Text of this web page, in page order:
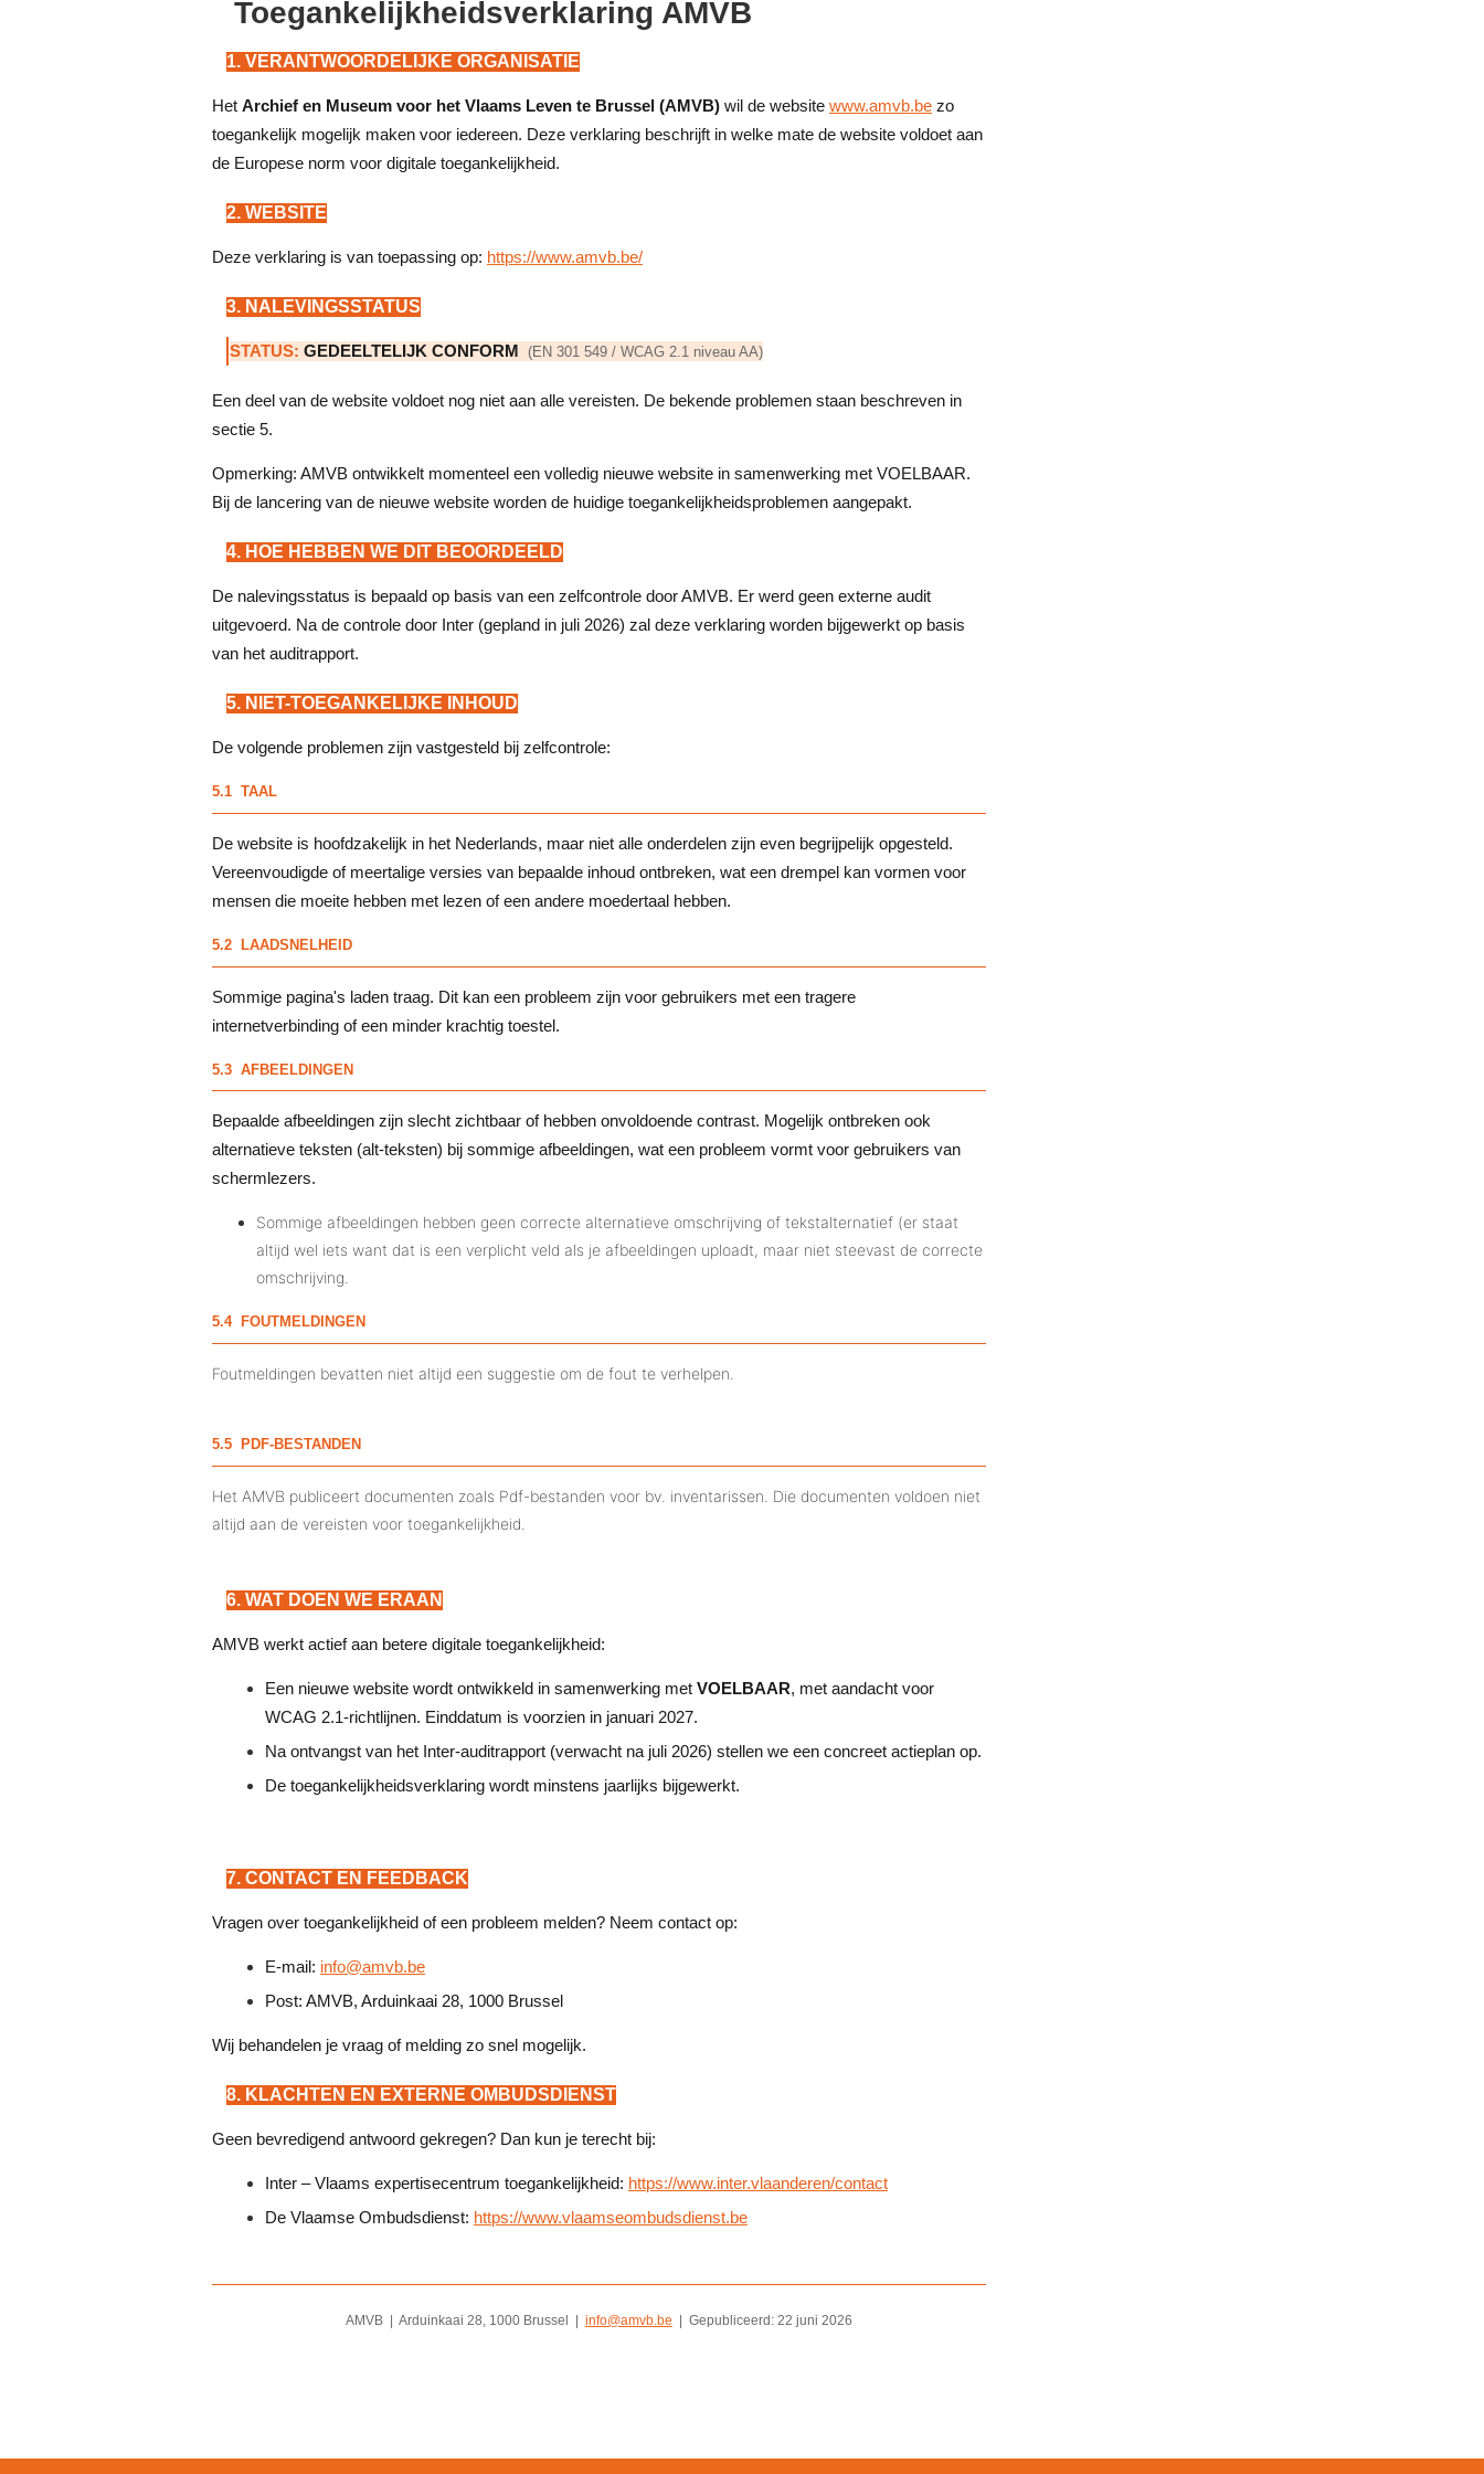
Toegankelijkheidsverklaring AMVB
1. VERANTWOORDELIJKE ORGANISATIE
Het Archief en Museum voor het Vlaams Leven te Brussel (AMVB) wil de website www.amvb.be zo
toegankelijk mogelijk maken voor iedereen. Deze verklaring beschrijft in welke mate de website voldoet aan
de Europese norm voor digitale toegankelijkheid.
2. WEBSITE
Deze verklaring is van toepassing op: https://www.amvb.be/
3. NALEVINGSSTATUS
STATUS:GEDEELTELIJK CONFORM (EN 301 549 / WCAG 2.1 niveau AA)
Een deel van de website voldoet nog niet aan alle vereisten. De bekende problemen staan beschreven in
sectie 5.
Opmerking: AMVB ontwikkelt momenteel een volledig nieuwe website in samenwerking met VOELBAAR.
Bij de lancering van de nieuwe website worden de huidige toegankelijkheidsproblemen aangepakt.
4. HOE HEBBEN WE DIT BEOORDEELD
De nalevingsstatus is bepaald op basis van een zelfcontrole door AMVB. Er werd geen externe audit
uitgevoerd. Na de controle door Inter (gepland in juli 2026) zal deze verklaring worden bijgewerkt op basis
van het auditrapport.
5. NIET-TOEGANKELIJKE INHOUD
De volgende problemen zijn vastgesteld bij zelfcontrole:
5.1 TAAL
De website is hoofdzakelijk in het Nederlands, maar niet alle onderdelen zijn even begrijpelijk opgesteld.
Vereenvoudigde of meertalige versies van bepaalde inhoud ontbreken, wat een drempel kan vormen voor
mensen die moeite hebben met lezen of een andere moedertaal hebben.
5.2 LAADSNELHEID
Sommige pagina's laden traag. Dit kan een probleem zijn voor gebruikers met een tragere
internetverbinding of een minder krachtig toestel.
5.3 AFBEELDINGEN
Bepaalde afbeeldingen zijn slecht zichtbaar of hebben onvoldoende contrast. Mogelijk ontbreken ook
alternatieve teksten (alt-teksten) bij sommige afbeeldingen, wat een probleem vormt voor gebruikers van
schermlezers.
Sommige afbeeldingen hebben geen correcte alternatieve omschrijving of tekstalternatief (er staat
altijd wel iets want dat is een verplicht veld als je afbeeldingen uploadt, maar niet steevast de correcte
omschrijving.
5.4 FOUTMELDINGEN
Foutmeldingen bevatten niet altijd een suggestie om de fout te verhelpen.
5.5 PDF-BESTANDEN
Het AMVB publiceert documenten zoals Pdf-bestanden voor bv. inventarissen. Die documenten voldoen niet
altijd aan de vereisten voor toegankelijkheid.
6. WAT DOEN WE ERAAN
AMVB werkt actief aan betere digitale toegankelijkheid:
Een nieuwe website wordt ontwikkeld in samenwerking met VOELBAAR, met aandacht voor
WCAG 2.1-richtlijnen. Einddatum is voorzien in januari 2027.
Na ontvangst van het Inter-auditrapport (verwacht na juli 2026) stellen we een concreet actieplan op.
De toegankelijkheidsverklaring wordt minstens jaarlijks bijgewerkt.
7. CONTACT EN FEEDBACK
Vragen over toegankelijkheid of een probleem melden? Neem contact op:
E-mail: info@amvb.be
Post: AMVB, Arduinkaai 28, 1000 Brussel
Wij behandelen je vraag of melding zo snel mogelijk.
8. KLACHTEN EN EXTERNE OMBUDSDIENST
Geen bevredigend antwoord gekregen? Dan kun je terecht bij:
Inter – Vlaams expertisecentrum toegankelijkheid: https://www.inter.vlaanderen/contact
De Vlaamse Ombudsdienst: https://www.vlaamseombudsdienst.be
AMVB | Arduinkaai 28, 1000 Brussel | info@amvb.be | Gepubliceerd: 22 juni 2026